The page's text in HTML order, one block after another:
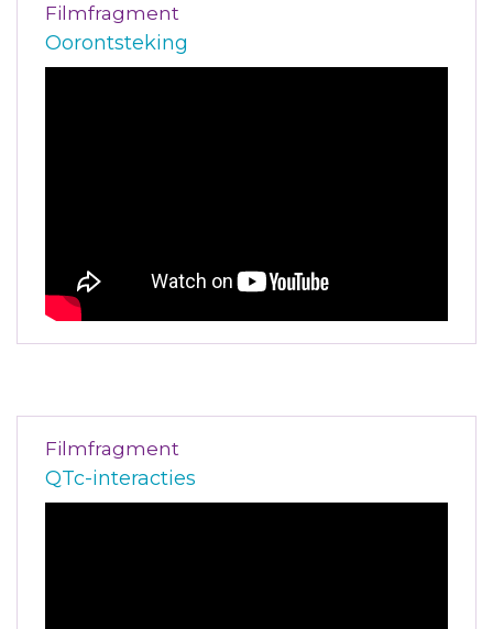
Filmfragment
Oorontsteking
Filmfragment
QTc-interacties